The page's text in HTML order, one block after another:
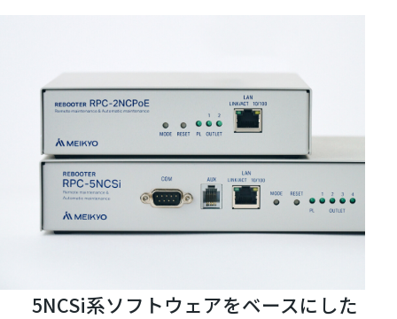
5NCSi系ソフトウェアをベースにした